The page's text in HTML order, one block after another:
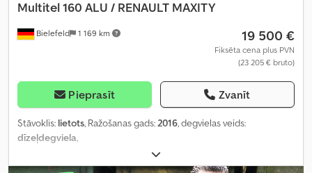
Bielefeld 1 169 km
Multitel160 ALU / RENAULT MAXITY
19 500 €
Fiksēta cena plus PVN
(23 205 € bruto)
Pieprasīt Zvanīt
Stāvoklis: lietots, Ražošanas gads:2016, degvielas veids:
dīzeļdegviela,